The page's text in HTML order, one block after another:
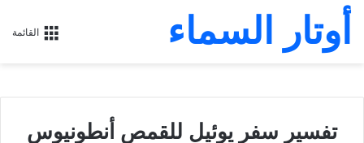
القائمة أوتار السماء
تفسير سفر يوئيل للقمص أنطونيوس